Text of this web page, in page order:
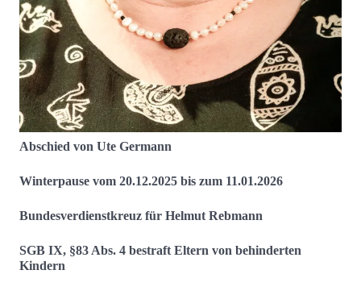
Abschied von Ute Germann
Winterpause vom 20.12.2025 bis zum 11.01.2026
Bundesverdienstkreuz für Helmut Rebmann
SGB IX, §83 Abs. 4 bestraft Eltern von behinderten
Kindern